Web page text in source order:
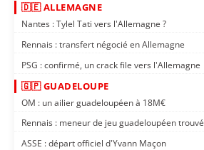
🇩🇪 ALLEMAGNE
Nantes : Tylel Tati vers l'Allemagne ?
Rennais : transfert négocié en Allemagne
PSG : confirmé, un crack file vers l'Allemagne
🇬🇵 GUADELOUPE
OM : un ailier guadeloupéen à 18M€
Rennais : meneur de jeu guadeloupéen trouvé
ASSE : départ officiel d'Yvann Maçon